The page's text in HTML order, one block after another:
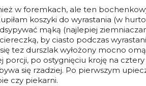
w foremkach, ale ten
koszyki do wyrastania (w
mąką (najlepiej
by ciasto podczas
tez durszlak wyłożony mocno
porcji, po ostygnięciu kroję na cztery
się rzadziej. Po pierwszym
czy piekarni.